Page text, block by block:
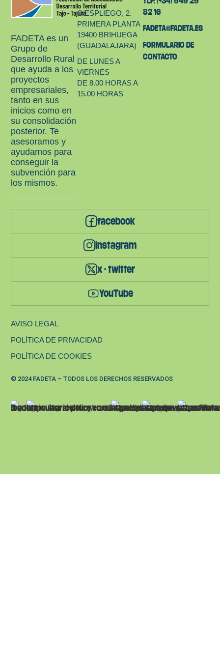
FADETA es un
Grupo de
Desarrollo Rural
que ayuda a los
proyectos
empresariales,
tanto en sus
inicios como en
su consolidación
posterior. Te
asesoramos y
ayudamos para
conseguir la
subvención para
los mismos.
C/ESPLIEGO, 2.
PRIMERA PLANTA
19400 BRIHUEGA
(GUADALAJARA)
DE LUNES A
VIERNES
DE 8.00 HORAS A
15.00 HORAS
82 16
FADETA@FADETA.ES
FORMULARIO DE
CONTACTO
facebook
instagram
x - twitter
YouTube
© 2024 FADETA – TODOS LOS DERECHOS RESERVADOS
AVISO LEGAL
POLÍTICA DE PRIVACIDAD
POLÍTICA DE COOKIES